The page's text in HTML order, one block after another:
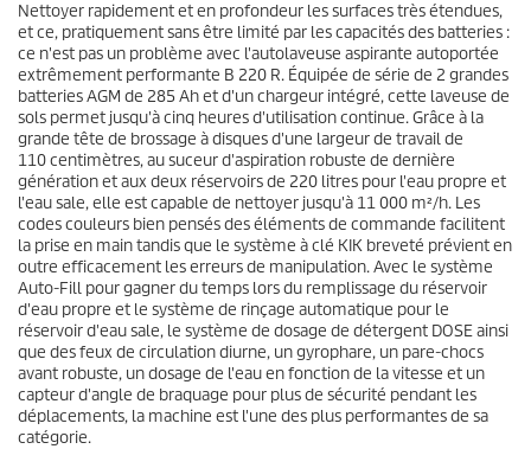
c
e
.
Nettoyer rapidement et en profondeur les surfaces très étendues,
et ce, pratiquement sans être limité par les capacités des batteries :
ce n'est pas un problème avec l'autolaveuse aspirante autoportée
extrêmement performante B 220 R. Équipée de série de 2 grandes
batteries AGM de 285 Ah et d'un chargeur intégré, cette laveuse de
sols permet jusqu'à cinq heures d'utilisation continue. Grâce à la
grande tête de brossage à disques d'une largeur de travail de
110 centimètres, au suceur d'aspiration robuste de dernière
génération et aux deux réservoirs de 220 litres pour l'eau propre et
l'eau sale, elle est capable de nettoyer jusqu'à 11 000 m²/h. Les
codes couleurs bien pensés des éléments de commande facilitent
la prise en main tandis que le système à clé KIK breveté prévient en
outre efficacement les erreurs de manipulation. Avec le système
Auto-Fill pour gagner du temps lors du remplissage du réservoir
d'eau propre et le système de rinçage automatique pour le
réservoir d'eau sale, le système de dosage de détergent DOSE ainsi
que des feux de circulation diurne, un gyrophare, un pare-chocs
avant robuste, un dosage de l'eau en fonction de la vitesse et un
capteur d'angle de braquage pour plus de sécurité pendant les
déplacements, la machine est l'une des plus performantes de sa
catégorie.